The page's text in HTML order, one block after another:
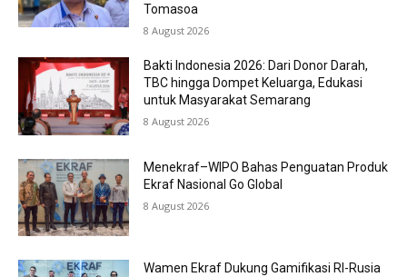
Tomasoa
8 August 2026
Bakti Indonesia 2026: Dari Donor Darah,
TBC hingga Dompet Keluarga, Edukasi
untuk Masyarakat Semarang
8 August 2026
Menekraf–WIPO Bahas Penguatan Produk
Ekraf Nasional Go Global
8 August 2026
Wamen Ekraf Dukung Gamifikasi RI-Rusia